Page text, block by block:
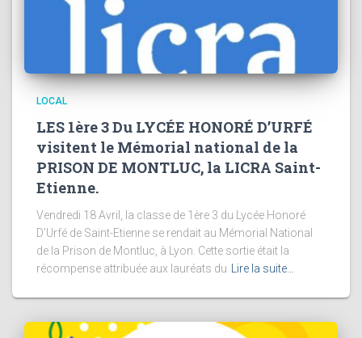
LOCAL
LES 1ère 3 Du LYCÉE HONORÉ D’URFÉ
visitent le Mémorial national de la
PRISON DE MONTLUC, la LICRA Saint-
Etienne.
Vendredi 18 Avril, la classe de 1ère 3 du Lycée Honoré
D’Urfé de Saint-Etienne se rendait au Mémorial National
de la Prison de Montluc, à Lyon. Cette sortie était la
récompense attribuée aux lauréats du
Lire la suite…